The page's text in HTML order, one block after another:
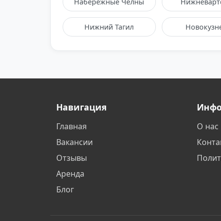
Нижний Тагил
Пермь Ростов-на-
Саранск
Таганрог
Томск
Навигация
Главная
Вакансии
Отзывы
Аренда
Блог
О нас